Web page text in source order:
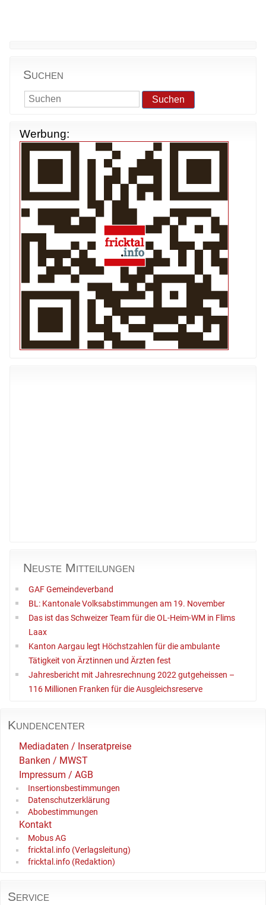
Suchen
Suchen
Werbung:
Neuste Mitteilungen
GAF Gemeindeverband
BL: Kantonale Volksabstimmungen am 19. November
Das ist das Schweizer Team für die OL-Heim-WM in Flims
Laax
Kanton Aargau legt Höchstzahlen für die ambulante
Tätigkeit von Ärztinnen und Ärzten fest
Jahresbericht mit Jahresrechnung 2022 gutgeheissen –
116 Millionen Franken für die Ausgleichsreserve
Kundencenter
Mediadaten / Inseratpreise
Banken / MWST
Impressum / AGB
Insertionsbestimmungen
Datenschutzerklärung
Abobestimmungen
Kontakt
Mobus AG
fricktal.info (Verlagsleitung)
fricktal.info (Redaktion)
Service